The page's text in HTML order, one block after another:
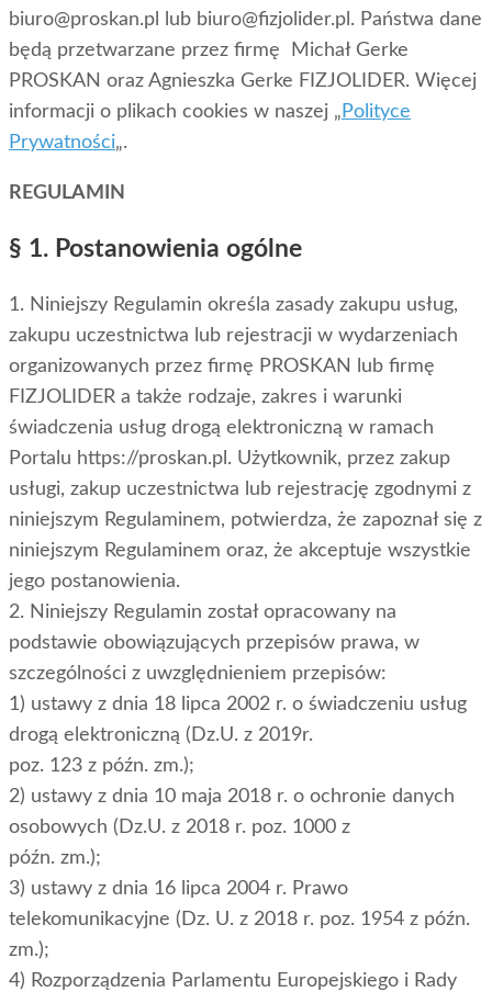
biuro@proskan.pl lub biuro@fizjolider.pl. Państwa dane
będą przetwarzane przez firmę Michał Gerke
PROSKAN oraz Agnieszka Gerke FIZJOLIDER. Więcej
informacji o plikach cookies w naszej „ Polityce
Prywatności„.
REGULAMIN
§ 1. Postanowienia ogólne
1. Niniejszy Regulamin określa zasady zakupu usług,
zakupu uczestnictwa lub rejestracji w wydarzeniach
organizowanych przez firmę PROSKAN lub firmę
FIZJOLIDER a także rodzaje, zakres i warunki
świadczenia usług drogą elektroniczną w ramach
Portalu https://proskan.pl. Użytkownik, przez zakup
usługi, zakup uczestnictwa lub rejestrację zgodnymi z
niniejszym Regulaminem, potwierdza, że zapoznał się z
niniejszym Regulaminem oraz, że akceptuje wszystkie
jego postanowienia.
2. Niniejszy Regulamin został opracowany na
podstawie obowiązujących przepisów prawa, w
szczególności z uwzględnieniem przepisów:
1) ustawy z dnia 18 lipca 2002 r. o świadczeniu usług
drogą elektroniczną (Dz.U. z 2019r.
poz. 123 z późn. zm.);
2) ustawy z dnia 10 maja 2018 r. o ochronie danych
osobowych (Dz.U. z 2018 r. poz. 1000 z
późn. zm.);
3) ustawy z dnia 16 lipca 2004 r. Prawo
telekomunikacyjne (Dz. U. z 2018 r. poz. 1954 z późn.
zm.);
4) Rozporządzenia Parlamentu Europejskiego i Rady